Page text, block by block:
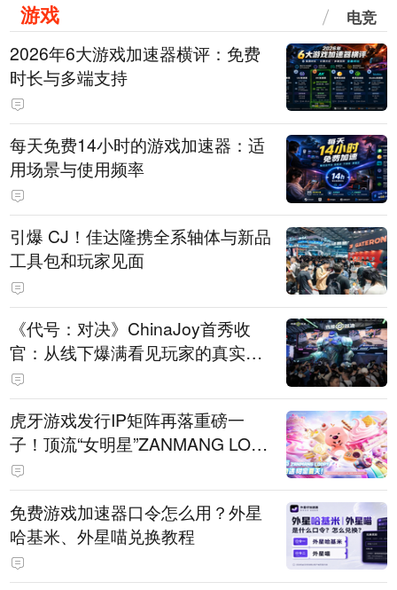
游戏 电竞
2026年6大游戏加速器横评：免费
时长与多端支持
每天免费14小时的游戏加速器：适
用场景与使用频率
引爆 CJ！佳达隆携全系轴体与新品
工具包和玩家见面
《代号：对决》ChinaJoy首秀收
官：从线下爆满看见玩家的真实期
待
虎牙游戏发行IP矩阵再落重磅一
子！顶流“女明星”ZANMANG LOO
PY 正版3D消除手游《消消奇遇》
惊喜曝光
免费游戏加速器口令怎么用？外星
哈基米、外星喵兑换教程